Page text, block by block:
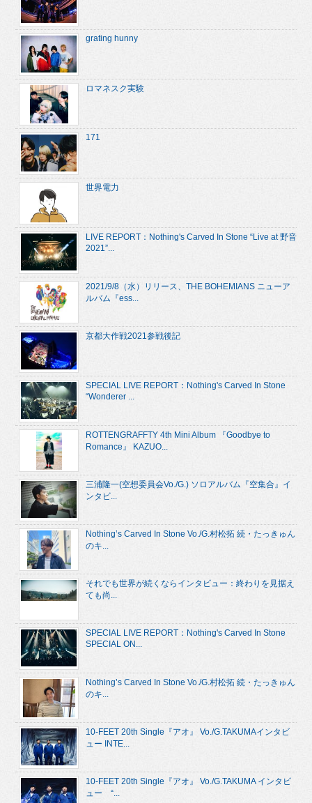
grating hunny
ロマネスク実験
171
世界電力
LIVE REPORT：Nothing's Carved In Stone “Live at 野音
2021”...
2021/9/8（水）リリース、THE BOHEMIANS ニューア
ルバム『ess...
京都大作戦2021参戦後記
SPECIAL LIVE REPORT：Nothing's Carved In Stone
“Wonderer ...
ROTTENGRAFFTY 4th Mini Album 『Goodbye to
Romance』 KAZUO...
三浦隆一(空想委員会Vo./G.) ソロアルバム『空集合』イ
ンタビ...
Nothing’s Carved In Stone Vo./G.村松拓 続・たっきゅん
のキ...
それでも世界が続くならインタビュー：終わりを見据え
ても尚...
SPECIAL LIVE REPORT：Nothing's Carved In Stone
SPECIAL ON...
Nothing’s Carved In Stone Vo./G.村松拓 続・たっきゅん
のキ...
10-FEET 20th Single『アオ』 Vo./G.TAKUMAインタビ
ュー INTE...
10-FEET 20th Single『アオ』 Vo./G.TAKUMA インタビ
ュー “...